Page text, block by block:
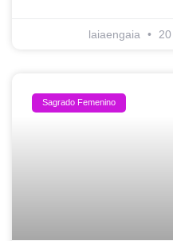
laiaengaia
Sagrado Femenino